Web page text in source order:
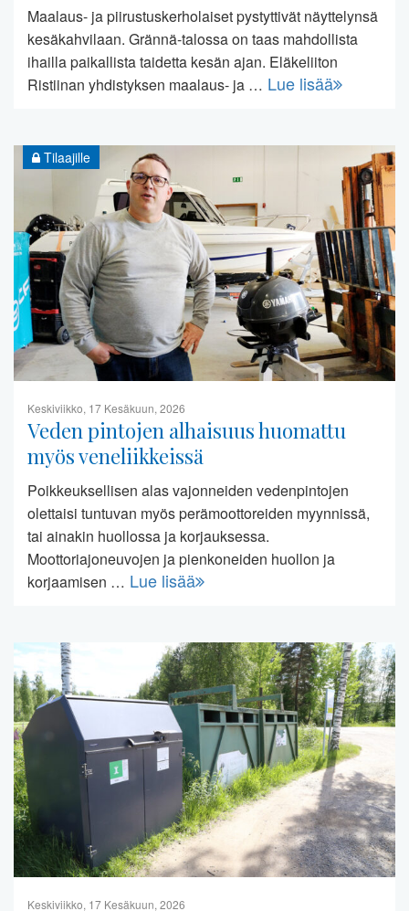
Maalaus- ja piirustuskerholaiset pystyttivät näyttelynsä
kesäkahvilaan. Grännä-talossa on taas mahdollista
ihailla paikallista taidetta kesän ajan. Eläkeliiton
Ristiinan yhdistyksen maalaus- ja … Lue lisää
Tilaajille
Keskiviikko, 17 Kesäkuun, 2026
Veden pintojen alhaisuus huomattu
myös veneliikkeissä
Poikkeuksellisen alas vajonneiden vedenpintojen
olettaisi tuntuvan myös perämoottoreiden myynnissä,
tai ainakin huollossa ja korjauksessa.
Moottoriajoneuvojen ja pienkoneiden huollon ja
korjaamisen … Lue lisää
Keskiviikko, 17 Kesäkuun, 2026